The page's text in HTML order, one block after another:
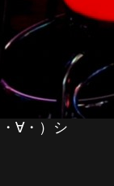
∀・）シ